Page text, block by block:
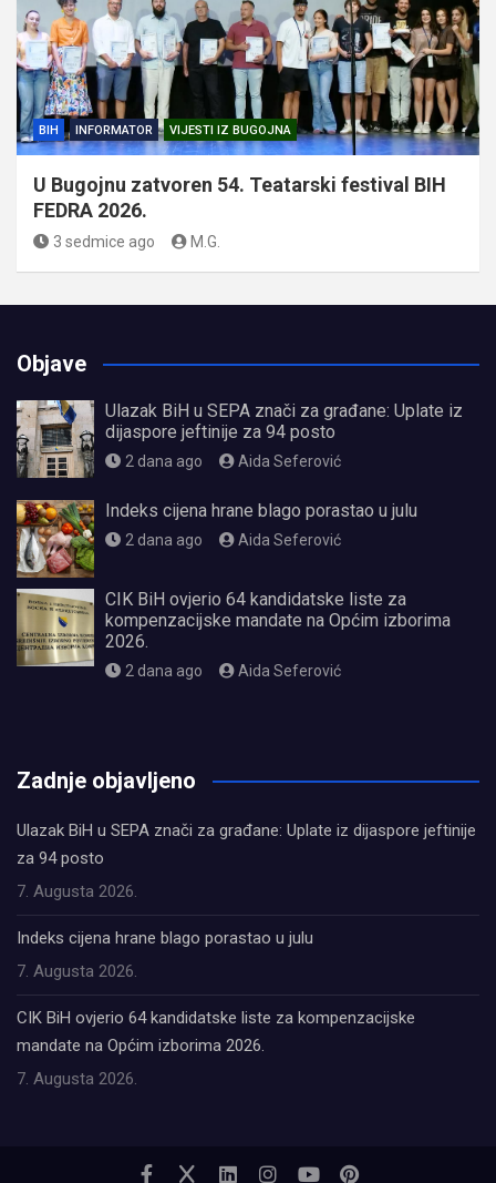
BIH INFORMATOR VIJESTI IZ BUGOJNA
U Bugojnu zatvoren 54. Teatarski festival BIH
FEDRA 2026.
3 sedmice ago M.G.
Objave
Ulazak BiH u SEPA znači za građane: Uplate iz
dijaspore jeftinije za 94 posto
2 dana ago Aida Seferović
Indeks cijena hrane blago porastao u julu
2 dana ago Aida Seferović
CIK BiH ovjerio 64 kandidatske liste za
kompenzacijske mandate na Općim izborima
2026.
2 dana ago Aida Seferović
Zadnje objavljeno
Ulazak BiH u SEPA znači za građane: Uplate iz dijaspore jeftinije
za 94 posto
7. Augusta 2026.
Indeks cijena hrane blago porastao u julu
7. Augusta 2026.
CIK BiH ovjerio 64 kandidatske liste za kompenzacijske
mandate na Općim izborima 2026.
7. Augusta 2026.